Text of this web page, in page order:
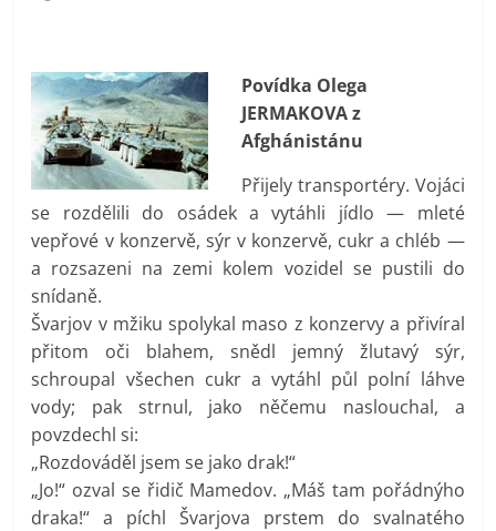
Povídka Olega
JERMAKOVA z
Afghánistánu
Přijely transportéry. Vojáci
se rozdělili do osádek a vytáhli jídlo — mleté
vepřové v konzervě, sýr v konzervě, cukr a chléb —
a rozsazeni na zemi kolem vozidel se pustili do
snídaně.
Švarjov v mžiku spolykal maso z konzervy a přivíral
přitom oči blahem, snědl jemný žlutavý sýr,
schroupal všechen cukr a vytáhl půl polní láhve
vody; pak strnul, jako něčemu naslouchal, a
povzdechl si:
„Rozdováděl jsem se jako drak!“
„Jo!“ ozval se řidič Mamedov. „Máš tam pořádnýho
draka!“ a píchl Švarjova prstem do svalnatého